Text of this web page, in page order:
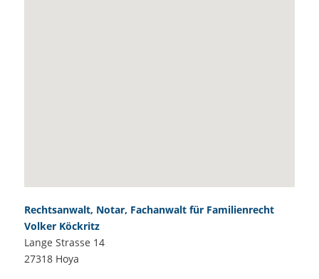
Rechtsanwalt, Notar, Fachanwalt für Familienrecht
Volker Köckritz
Lange Strasse 14
27318 Hoya